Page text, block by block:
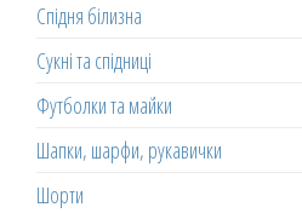
Спідня білизна
Сукні та спідниці
Футболки та майки
Шапки, шарфи, рукавички
Шорти